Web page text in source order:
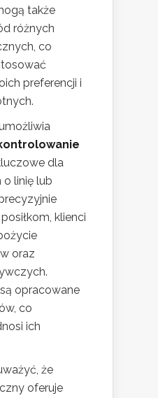
także
różnych
co
preferencji i
dla
linię lub
klienci
oraz
opracowane
co
ich
że
oferuje